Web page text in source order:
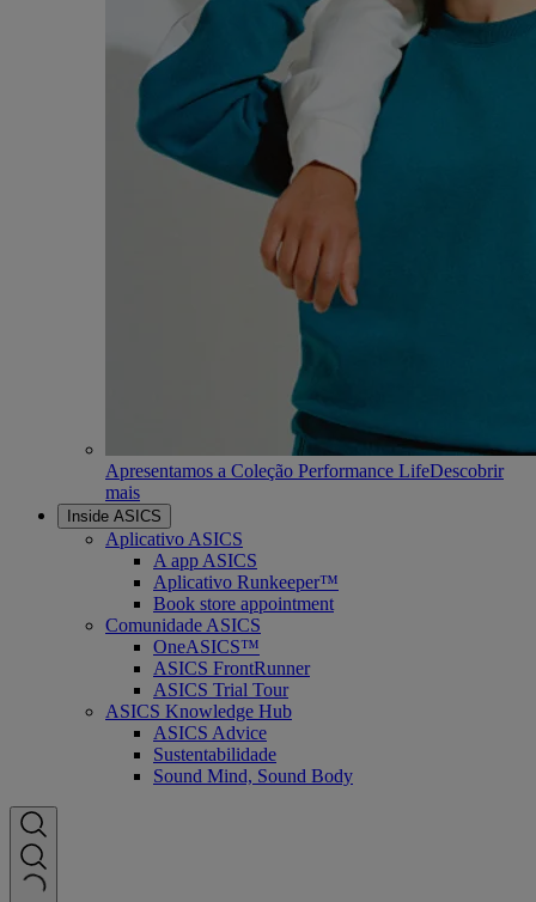
Apresentamos a Coleção Performance LifeDescobrir
mais
Inside ASICS
Aplicativo ASICS
A app ASICS
Aplicativo Runkeeper™
Book store appointment
Comunidade ASICS
OneASICS™
ASICS FrontRunner
ASICS Trial Tour
ASICS Knowledge Hub
ASICS Advice
Sustentabilidade
Sound Mind, Sound Body